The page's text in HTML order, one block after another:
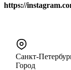
https://
Санкт-
Город